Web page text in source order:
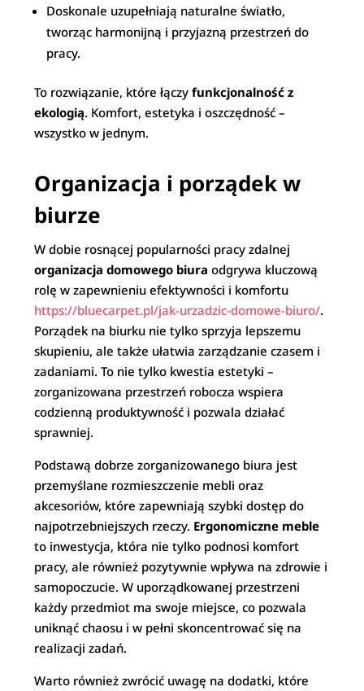
Doskonale uzupełniają naturalne światło,
tworząc harmonijną i przyjazną przestrzeń do
pracy.
To rozwiązanie, które łączyfunkcjonalność z
ekologią. Komfort, estetyka i oszczędność –
wszystko w jednym.
Organizacja i porządek w
biurze
W dobie rosnącej popularności pracy zdalnej
organizacja domowego biura odgrywa kluczową
rolę w zapewnieniu efektywności i komfortu
https://bluecarpet.pl/jak-urzadzic-domowe-biuro/.
Porządek na biurku nie tylko sprzyja lepszemu
skupieniu, ale także ułatwia zarządzanie czasem i
zadaniami. To nie tylko kwestia estetyki –
zorganizowana przestrzeń robocza wspiera
codzienną produktywność i pozwala działać
sprawniej.
Podstawą dobrze zorganizowanego biura jest
przemyślane rozmieszczenie mebli oraz
akcesoriów, które zapewniają szybki dostęp do
najpotrzebniejszych rzeczy. Ergonomiczne meble
to inwestycja, która nie tylko podnosi komfort
pracy, ale również pozytywnie wpływa na zdrowie i
samopoczucie. W uporządkowanej przestrzeni
każdy przedmiot ma swoje miejsce, co pozwala
uniknąć chaosu i w pełni skoncentrować się na
realizacji zadań.
Warto również zwrócić uwagę na dodatki, które